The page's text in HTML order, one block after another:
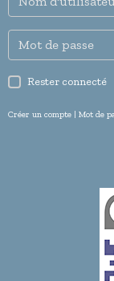
Rester connecté
Créer un compte | Mot de